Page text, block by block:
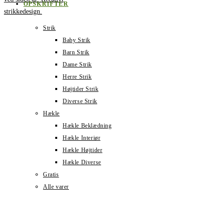
OPSKRIFTER
Strik
Baby Strik
Barn Strik
Dame Strik
Herre Strik
Højtider Strik
Diverse Strik
Hækle
Hækle Beklædning
Hækle Interiør
Hækle Højtider
Hækle Diverse
Gratis
Alle varer